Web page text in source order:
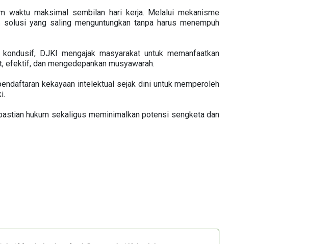
waktu maksimal sembilan hari kerja. Melalui mekanisme
yang saling menguntungkan tanpa harus menempuh
DJKI mengajak masyarakat untuk memanfaatkan
dan mengedepankan musyawarah.
kekayaan intelektual sejak dini untuk memperoleh
hukum sekaligus meminimalkan potensi sengketa dan